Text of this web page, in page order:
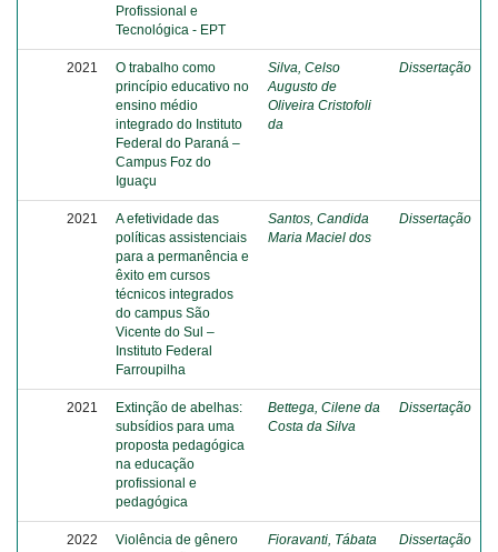
Profissional e
Tecnológica - EPT
2021
O trabalho como
princípio educativo no
ensino médio
integrado do Instituto
Federal do Paraná –
Campus Foz do
Iguaçu
Silva, Celso
Augusto de
Oliveira Cristofoli
da
Dissertação
2021
A efetividade das
políticas assistenciais
para a permanência e
êxito em cursos
técnicos integrados
do campus São
Vicente do Sul –
Instituto Federal
Farroupilha
Santos, Candida
Maria Maciel dos
Dissertação
2021
Extinção de abelhas:
subsídios para uma
proposta pedagógica
na educação
profissional e
pedagógica
Bettega, Cilene da
Costa da Silva
Dissertação
2022
Violência de gênero
Fioravanti, Tábata
Dissertação